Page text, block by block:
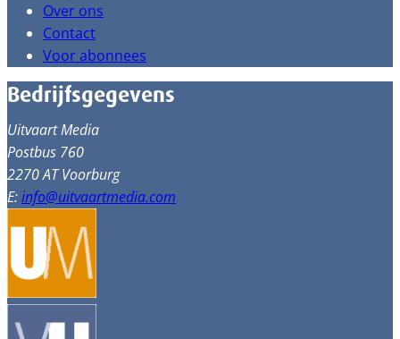
Over ons
Contact
Voor abonnees
Bedrijfsgegevens
Uitvaart Media
Postbus 760
2270 AT Voorburg
E:info@uitvaartmedia.com